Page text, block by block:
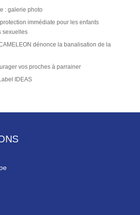
: galerie photo
immédiate pour les enfants
sexuelles
dénonce la banalisation de la
vos proches à parrainer
IDEAS